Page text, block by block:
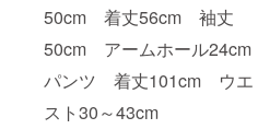
50cm 着丈56cm 袖丈
50cm アームホール24cm
パンツ 着丈101cm ウエ
スト30～43cm